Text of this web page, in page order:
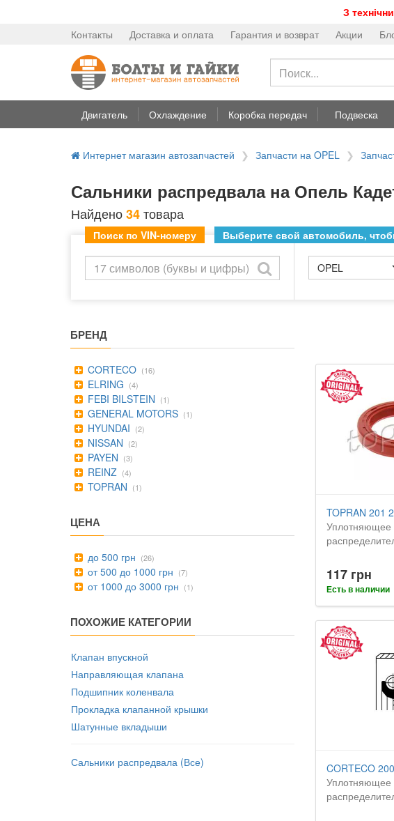
З
Контакты Доставка и оплата Гарантия и возврат Акции
Двигатель Охлаждение Коробка передач Подвеска
Интернет магазин автозапчастей Запчасти на OPEL
Сальники распредвала на Опель
Найдено34товара
Поиск по VIN-номеру Выберите свой автомобиль,
OPEL
БРЕНД
CORTECO (16)
ELRING (4)
FEBI BILSTEIN (1)
GENERAL MOTORS (1)
HYUNDAI (2)
NISSAN (2)
PAYEN (3)
REINZ (4)
TOPRAN (1)
ЦЕНА
до 500 грн (26)
от 500 до 1000 грн (7)
от 1000 до 3000 грн (1)
ПОХОЖИЕ КАТЕГОРИИ
Клапан впускной
Направляющая клапана
Подшипник коленвала
Прокладка клапанной крышки
Шатунные вкладыши
Сальники распредвала (Все)
TOPRAN 201
Уплотняющее
117 грн
Есть в наличии
CORTECO
Уплотняющее